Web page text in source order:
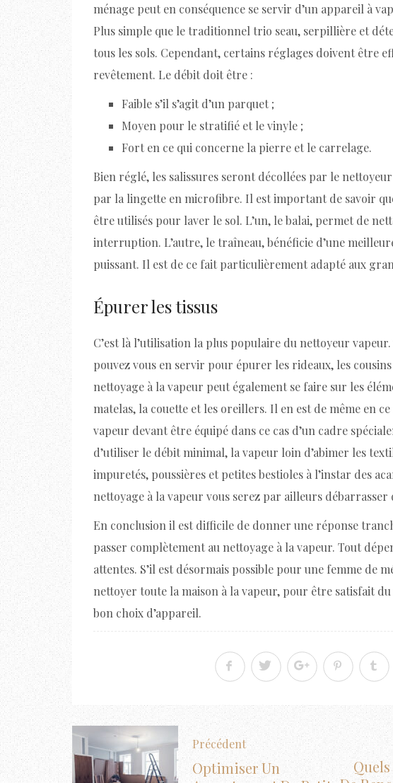
ménage peut en conséquence se servir d’un appareil à
Plus simple que le traditionnel trio seau, serpillière et
tous les sols. Cependant, certains réglages doivent être
revêtement. Le débit doit être :
Faible s’il s’agit d’un parquet ;
Moyen pour le stratifié et le vinyle ;
Fort en ce qui concerne la pierre et le carrelage.
Bien réglé, les salissures seront décollées par le
par la lingette en microfibre. Il est important de savoir
être utilisés pour laver le sol. L’un, le balai, permet de
interruption. L’autre, le traîneau, bénéficie d’une
puissant. Il est de ce fait particulièrement adapté aux
Épurer les tissus
C’est là l’utilisation la plus populaire du nettoyeur
pouvez vous en servir pour épurer les rideaux, les
nettoyage à la vapeur peut également se faire sur les
matelas, la couette et les oreillers. Il en est de même en
vapeur devant être équipé dans ce cas d’un cadre
d’utiliser le débit minimal, la vapeur loin d’abimer les
impuretés, poussières et petites bestioles à l’instar des
nettoyage à la vapeur vous serez par ailleurs débarrasser
En conclusion il est difficile de donner une réponse
passer complètement au nettoyage à la vapeur. Tout
attentes. S’il est désormais possible pour une femme de
nettoyer toute la maison à la vapeur, pour être satisfait
bon choix d’appareil.
Précédent
Optimiser Un